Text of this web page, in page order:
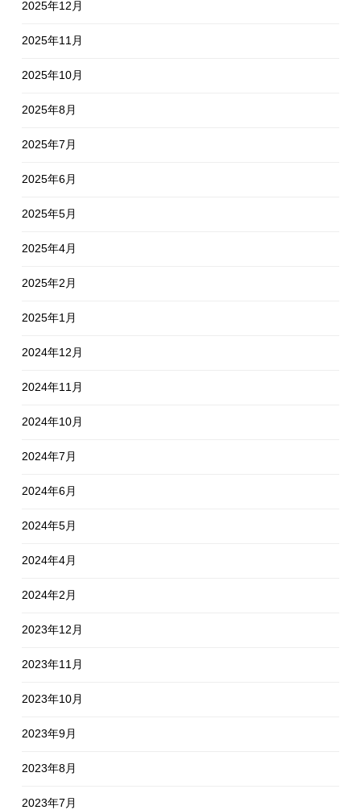
2025年12月
2025年11月
2025年10月
2025年8月
2025年7月
2025年6月
2025年5月
2025年4月
2025年2月
2025年1月
2024年12月
2024年11月
2024年10月
2024年7月
2024年6月
2024年5月
2024年4月
2024年2月
2023年12月
2023年11月
2023年10月
2023年9月
2023年8月
2023年7月